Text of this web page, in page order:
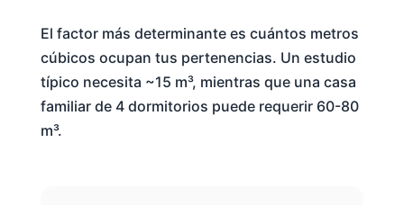
El factor más determinante es cuántos metros
cúbicos ocupan tus pertenencias. Un estudio
típico necesita ~15 m³, mientras que una casa
familiar de 4 dormitorios puede requerir 60-80
m³.